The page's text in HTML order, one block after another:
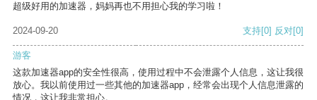
超级好用的加速器，妈妈再也不用担心我的学习啦！
2024-09-20 支持[0] 反对[0]
游客
这款加速器app的安全性很高，使用过程中不会泄露个人信息，这让我很
放心。我以前使用过一些其他的加速器app，经常会出现个人信息泄露的
情况，这让我非常担心。